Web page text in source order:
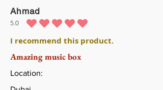
Ahmad
5.0 متوسط التقييم هو 5 من 5
I recommend this product.
Amazing music box
Location: